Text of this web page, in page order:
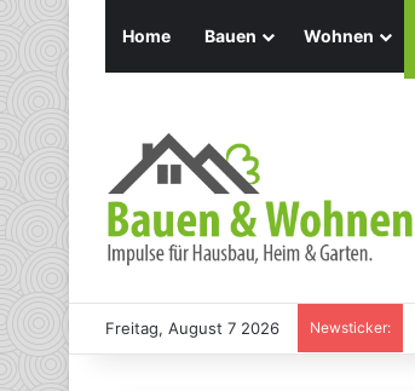
Home Bauen Wohnen
Freitag, August 7 2026 Newsticker: